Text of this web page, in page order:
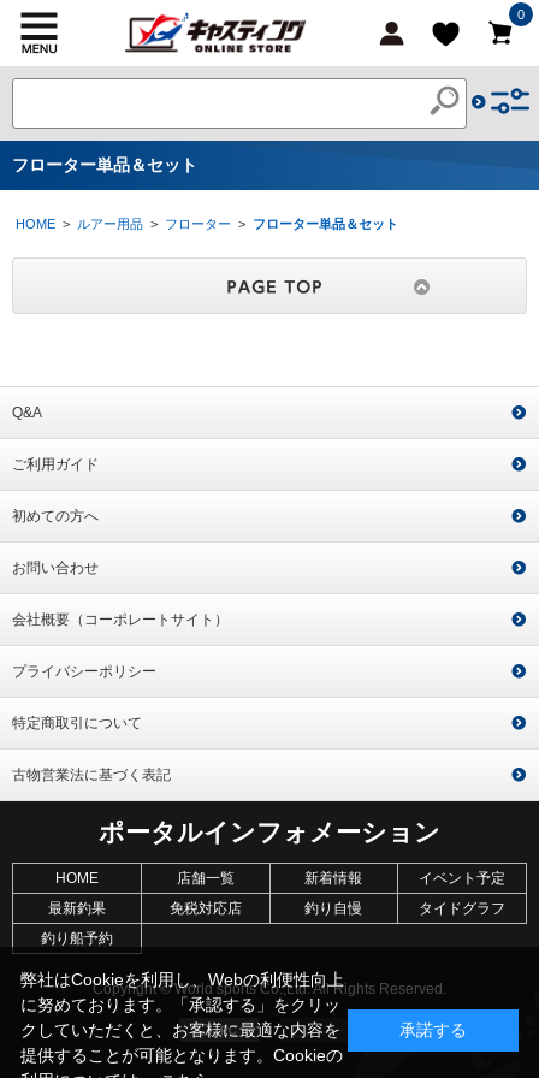
0
フローター単品＆セット
HOME > ルアー用品 > フローター > フローター単品＆セット
Q&A
ご利用ガイド
初めての方へ
お問い合わせ
会社概要（コーポレートサイト）
プライバシーポリシー
特定商取引について
古物営業法に基づく表記
ポータルインフォメーション
HOME 店舗一覧 新着情報
イベント予定
最新釣果
免税対応店 釣り自慢
タイドグラフ
釣り船予約
Copyright © World sports Co.,Ltd. All Rights Reserved.
弊社はCookieを利用し、Webの利便性向上
に努めております。「承認する」をクリッ
クしていただくと、お客様に最適な内容を
提供することが可能となります。Cookieの
承諾する